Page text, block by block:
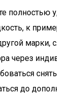
полностью
к
марки,
через
до